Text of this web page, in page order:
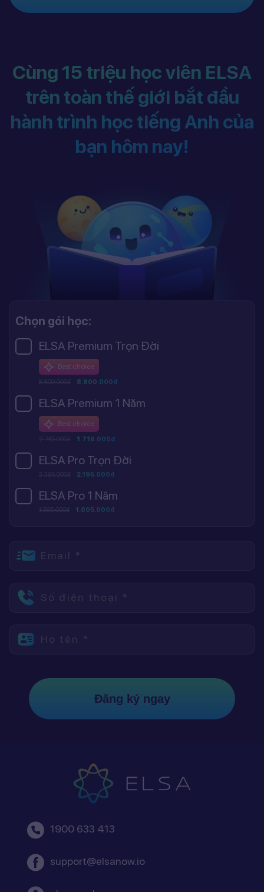
Cùng 15 triệu học viên ELSA
trên toàn thế giới bắt đầu
hành trình học tiếng Anh của
bạn hôm nay!
Chọn gói học:
ELSA Premium Trọn Đời
Best choice
8.800.000đ 8.800.000đ
ELSA Premium 1 Năm
Best choice
2.745.000đ 1.716.000đ
ELSA Pro Trọn Đời
3.395.000đ 2.195.000đ
ELSA Pro 1 Năm
1.595.000đ 1.095.000đ
Email *
Số điện thoại *
Họ tên *
Đăng ký ngay
1900 633 413
support@elsanow.io